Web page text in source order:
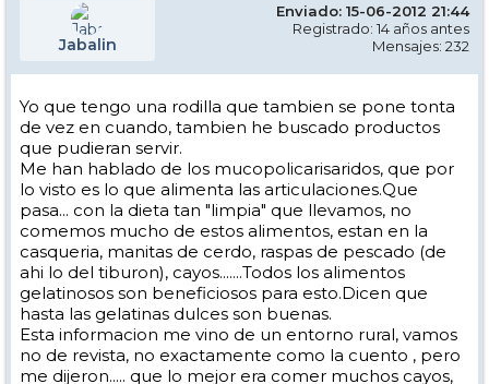
Jabalin
Enviado: 15-06-2012 21:44
Registrado: 14 años antes
Mensajes: 232
Yo que tengo una rodilla que tambien se pone tonta
de vez en cuando, tambien he buscado productos
que pudieran servir.
Me han hablado de los mucopolicarisaridos, que por
lo visto es lo que alimenta las articulaciones.Que
pasa... con la dieta tan "limpia" que llevamos, no
comemos mucho de estos alimentos, estan en la
casqueria, manitas de cerdo, raspas de pescado (de
ahi lo del tiburon), cayos.......Todos los alimentos
gelatinosos son beneficiosos para esto.Dicen que
hasta las gelatinas dulces son buenas.
Esta informacion me vino de un entorno rural, vamos
no de revista, no exactamente como la cuento , pero
me dijeron..... que lo mejor era comer muchos cayos,